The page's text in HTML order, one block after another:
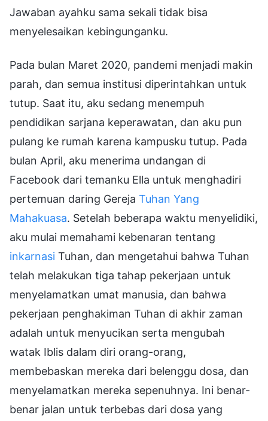
Jawaban ayahku sama sekali tidak bisa
menyelesaikan kebingunganku.
Pada bulan Maret 2020, pandemi menjadi makin
parah, dan semua institusi diperintahkan untuk
tutup. Saat itu, aku sedang menempuh
pendidikan sarjana keperawatan, dan aku pun
pulang ke rumah karena kampusku tutup. Pada
bulan April, aku menerima undangan di
Facebook dari temanku Ella untuk menghadiri
pertemuan daring Gereja Tuhan Yang
Mahakuasa. Setelah beberapa waktu menyelidiki,
aku mulai memahami kebenaran tentang
inkarnasi Tuhan, dan mengetahui bahwa Tuhan
telah melakukan tiga tahap pekerjaan untuk
menyelamatkan umat manusia, dan bahwa
pekerjaan penghakiman Tuhan di akhir zaman
adalah untuk menyucikan serta mengubah
watak Iblis dalam diri orang-orang,
membebaskan mereka dari belenggu dosa, dan
menyelamatkan mereka sepenuhnya. Ini benar-
benar jalan untuk terbebas dari dosa yang